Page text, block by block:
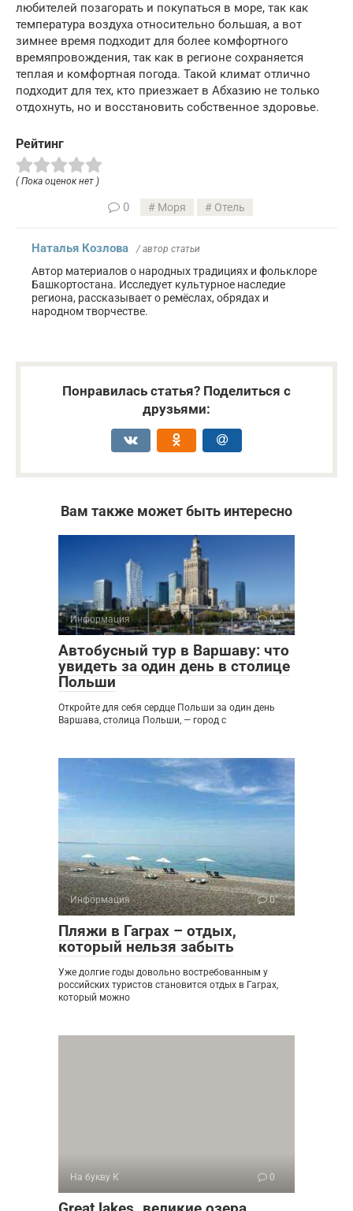
любителей позагорать и покупаться в море, так как
температура воздуха относительно большая, а вот
зимнее время подходит для более комфортного
времяпровождения, так как в регионе сохраняется
теплая и комфортная погода. Такой климат отлично
подходит для тех, кто приезжает в Абхазию не только
отдохнуть, но и восстановить собственное здоровье.
Рейтинг
( Пока оценок нет )
0 Моря Отель
Наталья Козлова / автор статьи
Автор материалов о народных традициях и фольклоре
Башкортостана. Исследует культурное наследие
региона, рассказывает о ремёслах, обрядах и
народном творчестве.
Понравилась статья? Поделиться с
друзьями:
Вам также может быть интересно
Информация 0
Автобусный тур в Варшаву: что
увидеть за один день в столице
Польши
Откройте для себя сердце Польши за один день
Варшава, столица Польши, — город с
Информация 0
Пляжи в Гаграх – отдых,
который нельзя забыть
Уже долгие годы довольно востребованным у
российских туристов становится отдых в Гаграх,
который можно
На букву К 0